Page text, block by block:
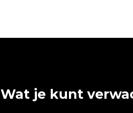
Wat je kunt